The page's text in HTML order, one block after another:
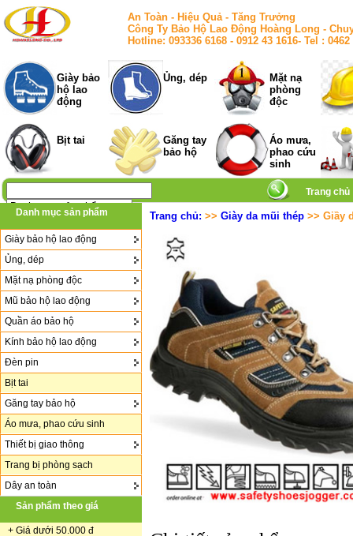
An Toàn - Hiệu Quả - Tăng Trưởng
Công Ty Bảo Hộ Lao Động Hoàng Long -
Hotline: 093336 6168 - 0912 43 1616- Tel :
Giày bảo
hộ lao
động
Ủng, dép
Mặt nạ
phòng
độc
Bịt tai
Găng tay
bảo hộ
Áo mưa,
phao cứu
sinh
Trang chủ
Danh mục sản phẩm
Giày bảo hộ lao động
Ủng, dép
Mặt nạ phòng độc
Mũ bảo hộ lao động
Quần áo bảo hộ
Kính bảo hộ lao động
Đèn pin
Bịt tai
Găng tay bảo hộ
Áo mưa, phao cứu sinh
Thiết bị giao thông
Trang bị phòng sạch
Dây an toàn
Sản phẩm theo giá
+ Giá dưới 50.000 đ
Trang chủ: >> Giày da mũi thép >> Giầy